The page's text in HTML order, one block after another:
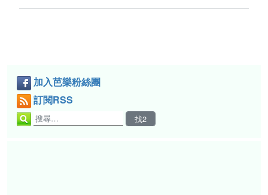
加入芭樂粉絲團
訂閱RSS